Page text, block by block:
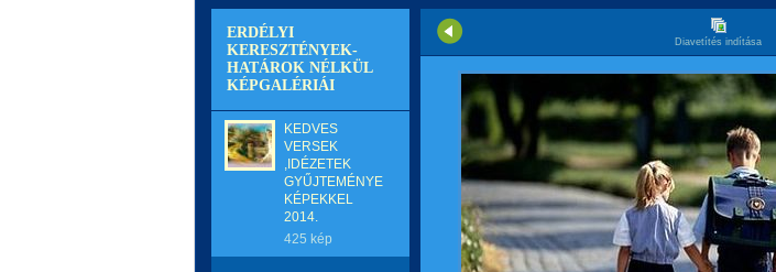
ERDÉLYI
KERESZTÉNYEK-
HATÁROK NÉLKÜL
KÉPGALÉRIÁI
KEDVES
VERSEK
,IDÉZETEK
GYŰJTEMÉNYE
KÉPEKKEL
2014.
425 kép
Diavetítés indítása